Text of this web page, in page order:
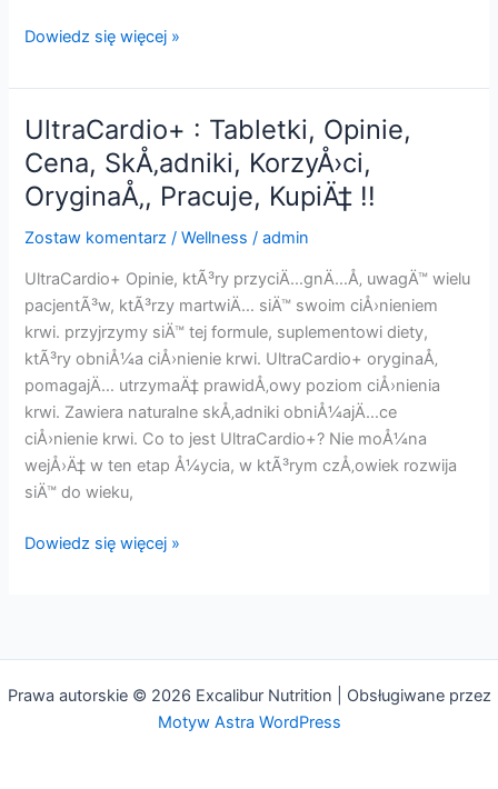
Ecodetoxx
KapsuÅ‚a,
Opinie,
Cena,
DziaÅ‚a,
KorzyÅ›ci,
OryginaÅ‚,
Kup
!!
Dowiedz się więcej »
UltraCardio+ : Tabletki, Opinie,
Cena, SkÅ‚adniki, KorzyÅ›ci,
OryginaÅ‚, Pracuje, KupiÄ‡ !!
Zostaw komentarz /Wellness /admin
UltraCardio+ Opinie, ktÃ³ry przyciÄ…gnÄ…Å‚ uwagÄ™ wielu
pacjentÃ³w, ktÃ³rzy martwiÄ… siÄ™ swoim ciÅ›nieniem
krwi. przyjrzymy siÄ™ tej formule, suplementowi diety,
ktÃ³ry obniÅ¼a ciÅ›nienie krwi. UltraCardio+ oryginaÅ‚
pomagajÄ… utrzymaÄ‡ prawidÅ‚owy poziom ciÅ›nienia
krwi. Zawiera naturalne skÅ‚adniki obniÅ¼ajÄ…ce
ciÅ›nienie krwi. Co to jest UltraCardio+? Nie moÅ¼na
wejÅ›Ä‡ w ten etap Å¼ycia, w ktÃ³rym czÅ‚owiek rozwija
siÄ™ do wieku,
UltraCardio+
KorzyÅ›ci,
Dowiedz się więcej »
Prawa autorskie © 2026 Excalibur Nutrition | Obsługiwane przez
Motyw Astra WordPress